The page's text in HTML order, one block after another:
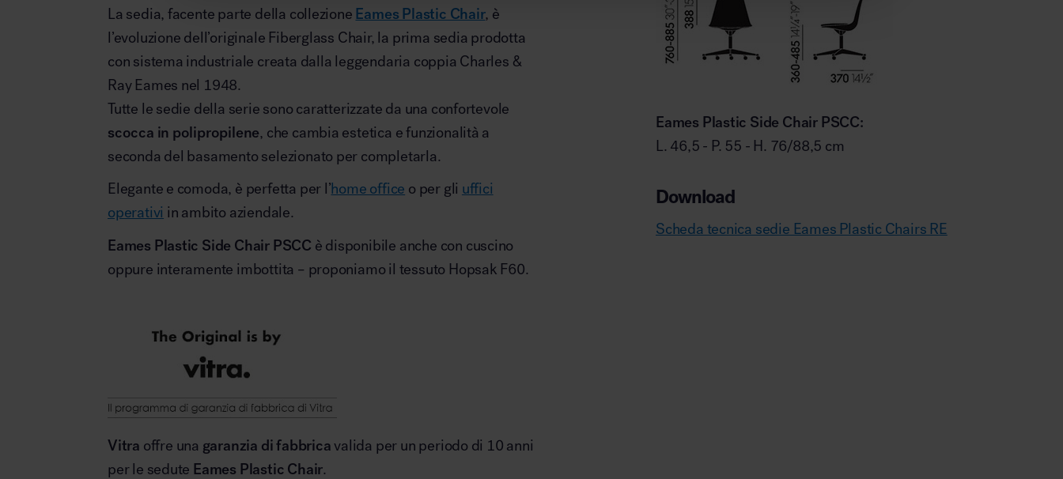
La sedia, facente parte della collezione Eames Plastic Chair, è
l’evoluzione dell’originale Fiberglass Chair, la prima sedia prodotta
con sistema industriale creata dalla leggendaria coppia Charles &
Ray Eames nel 1948.
Tutte le sedie della serie sono caratterizzate da una confortevole
scocca in polipropilene, che cambia estetica e funzionalità a
seconda del basamento selezionato per completarla.
Elegante e comoda, è perfetta per l’home office o per gli uffici
operativi in ambito aziendale.
Eames Plastic Side Chair PSCC è disponibile anche con cuscino
oppure interamente imbottita – proponiamo il tessuto Hopsak F60.
Vitra offre una garanzia di fabbricavalida per un periodo di 10 anni
per le sedute Eames Plastic Chair.
Eames Plastic Side Chair PSCC:
L. 46,5 - P. 55 - H. 76/88,5 cm
Download
Scheda tecnica sedie Eames Plastic Chairs RE